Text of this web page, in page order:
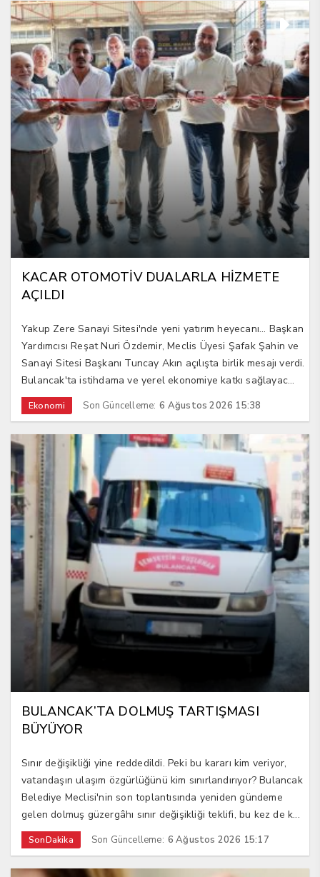
KACAR OTOMOTİV DUALARLA HİZMETE
AÇILDI
Yakup Zere Sanayi Sitesi'nde yeni yatırım heyecanı... Başkan
Yardımcısı Reşat Nuri Özdemir, Meclis Üyesi Şafak Şahin ve
Sanayi Sitesi Başkanı Tuncay Akın açılışta birlik mesajı verdi.
Bulancak'ta istihdama ve yerel ekonomiye katkı sağlayac...
Ekonomi Son Güncelleme: 6 Ağustos 2026 15:38
BULANCAK’TA DOLMUŞ TARTIŞMASI
BÜYÜYOR
Sınır değişikliği yine reddedildi. Peki bu kararı kim veriyor,
vatandaşın ulaşım özgürlüğünü kim sınırlandırıyor? Bulancak
Belediye Meclisi'nin son toplantısında yeniden gündeme
gelen dolmuş güzergâhı sınır değişikliği teklifi, bu kez de k...
SonDakika Son Güncelleme: 6 Ağustos 2026 15:17